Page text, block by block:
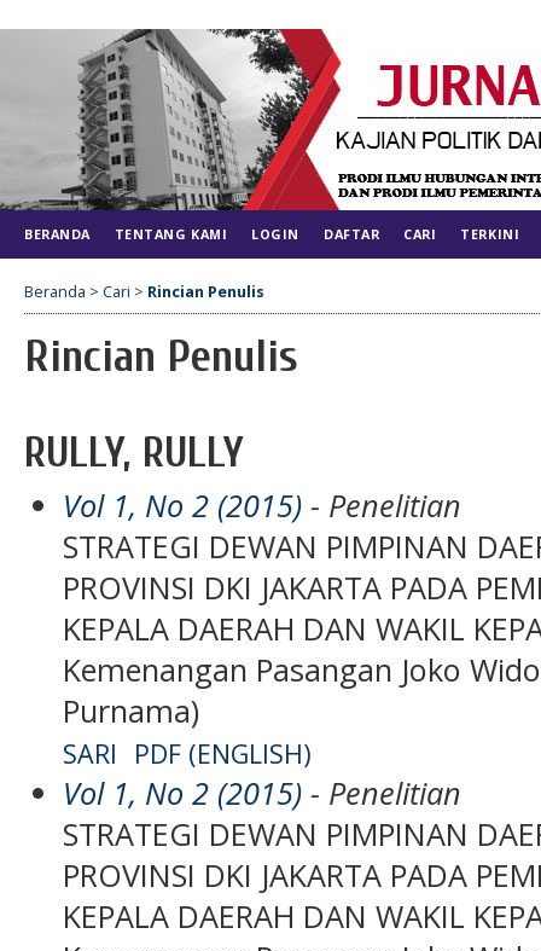
BERANDA TENTANG KAMI LOGIN DAFTAR CARI TERKINI
Beranda > Cari > Rincian Penulis
Rincian Penulis
RULLY, RULLY
Vol 1, No 2 (2015)- Penelitian
STRATEGI DEWAN PIMPINAN
PROVINSI DKI JAKARTA PADA
KEPALA DAERAH DAN WAKIL
Kemenangan Pasangan Joko
Purnama)
SARI PDF (ENGLISH)
Vol 1, No 2 (2015)- Penelitian
STRATEGI DEWAN PIMPINAN
PROVINSI DKI JAKARTA PADA
KEPALA DAERAH DAN WAKIL